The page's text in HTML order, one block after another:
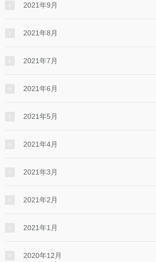
2021年9月
2021年8月
2021年7月
2021年6月
2021年5月
2021年4月
2021年3月
2021年2月
2021年1月
2020年12月